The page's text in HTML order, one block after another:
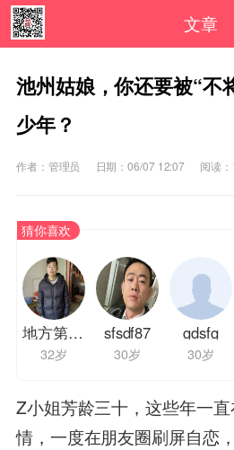
文章
池州姑娘，你还要被“不
少年？
作者：管理员 日期：06/07 12:07 阅读
猜你喜欢
地方第三方AA
32岁
sfsdf87
30岁
gdsfg
30岁
Z小姐芳龄三十，这些年一
情，一度在朋友圈刷屏自恋